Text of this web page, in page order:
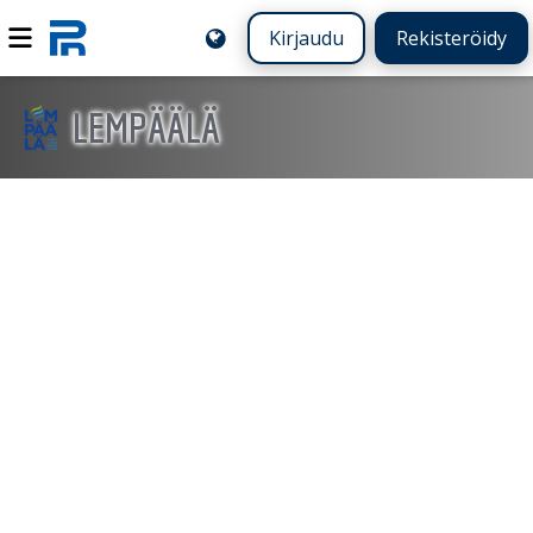
Kirjaudu Rekisteröidy
LEMPÄÄLÄ